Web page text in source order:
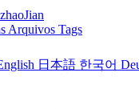
Arquivos Tags
日本語 한국어